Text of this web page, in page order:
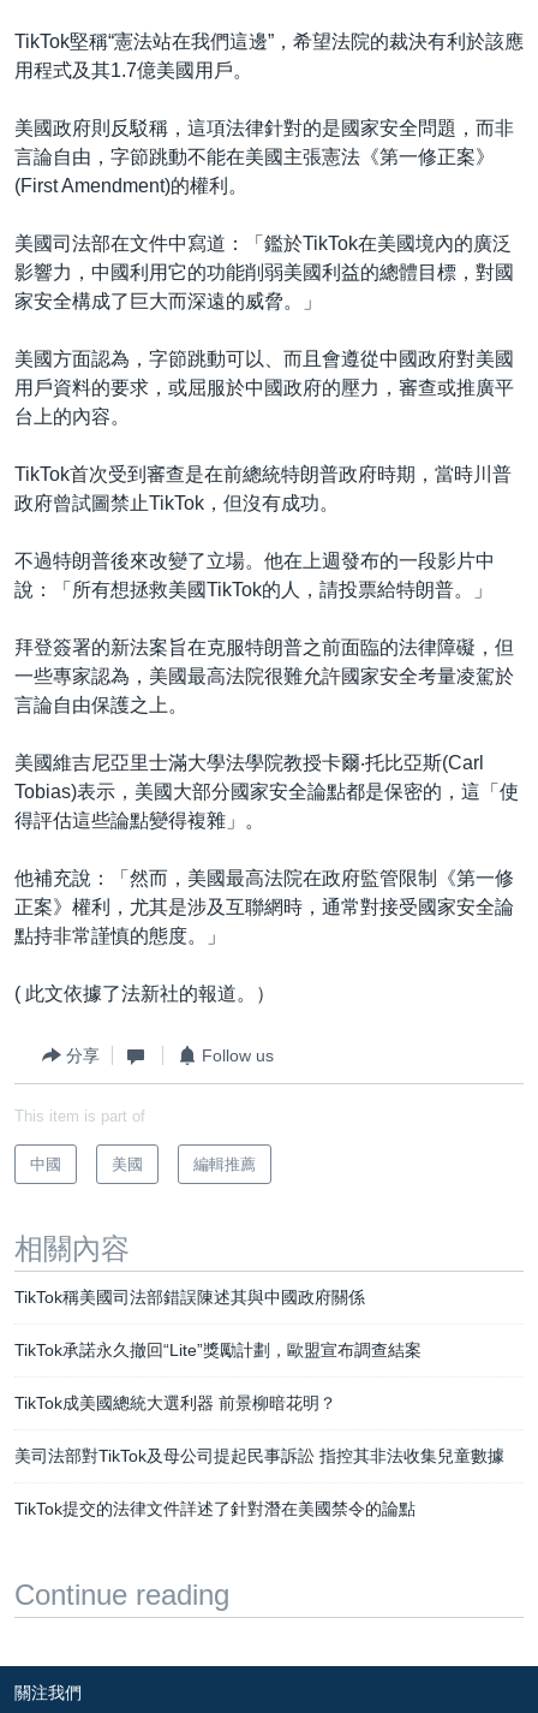
TikTok堅稱“憲法站在我們這邊”，希望法院的裁決有利於該應
用程式及其1.7億美國用戶。
美國政府則反駁稱，這項法律針對的是國家安全問題，而非
言論自由，字節跳動不能在美國主張憲法《第一修正案》
(First Amendment)的權利。
美國司法部在文件中寫道：「鑑於TikTok在美國境內的廣泛
影響力，中國利用它的功能削弱美國利益的總體目標，對國
家安全構成了巨大而深遠的威脅。」
美國方面認為，字節跳動可以、而且會遵從中國政府對美國
用戶資料的要求，或屈服於中國政府的壓力，審查或推廣平
台上的內容。
TikTok首次受到審查是在前總統特朗普政府時期，當時川普
政府曾試圖禁止TikTok，但沒有成功。
不過特朗普後來改變了立場。他在上週發布的一段影片中
說：「所有想拯救美國TikTok的人，請投票給特朗普。」
拜登簽署的新法案旨在克服特朗普之前面臨的法律障礙，但
一些專家認為，美國最高法院很難允許國家安全考量凌駕於
言論自由保護之上。
美國維吉尼亞里士滿大學法學院教授卡爾‧托比亞斯(Carl
Tobias)表示，美國大部分國家安全論點都是保密的，這「使
得評估這些論點變得複雜」。
他補充說：「然而，美國最高法院在政府監管限制《第一修
正案》權利，尤其是涉及互聯網時，通常對接受國家安全論
點持非常謹慎的態度。」
( 此文依據了法新社的報道。）
分享 Follow us
This item is part of
中國 美國 編輯推薦
相關內容
TikTok稱美國司法部錯誤陳述其與中國政府關係
TikTok承諾永久撤回“Lite”獎勵計劃，歐盟宣布調查結案
TikTok成美國總統大選利器 前景柳暗花明？
美司法部對TikTok及母公司提起民事訴訟 指控其非法收集兒童數據
TikTok提交的法律文件詳述了針對潛在美國禁令的論點
Continue reading
關注我們